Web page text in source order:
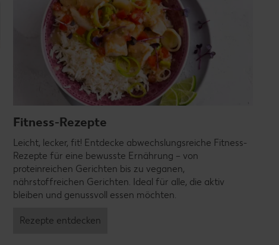
Fitness-Rezepte
Leicht, lecker, fit! Entdecke abwechslungsreiche Fitness-
Rezepte für eine bewusste Ernährung – von
proteinreichen Gerichten bis zu veganen,
nährstoffreichen Gerichten. Ideal für alle, die aktiv
bleiben und genussvoll essen möchten.
Rezepte entdecken